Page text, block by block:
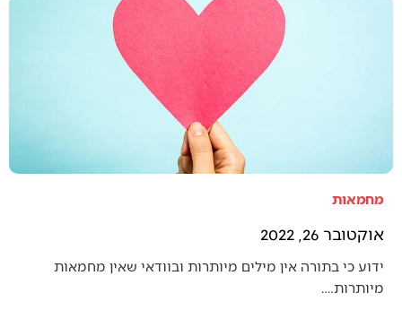
מחמאות
אוקטובר 26, 2022
ידוע כי בתורה אין מילים מיותרות ובוודאי שאין מחמאות
מיותרות.…